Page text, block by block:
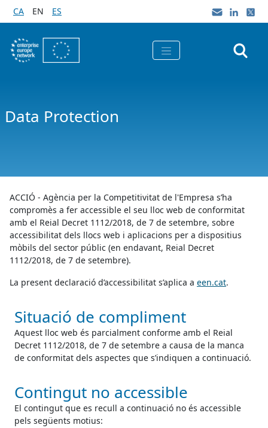
Skip to Main Content
CA EN ES
Data Protection
ACCIÓ - Agència per la Competitivitat de l'Empresa s’ha
compromès a fer accessible el seu lloc web de conformitat
amb el Reial Decret 1112/2018, de 7 de setembre, sobre
accessibilitat dels llocs web i aplicacions per a dispositius
mòbils del sector públic (en endavant, Reial Decret
1112/2018, de 7 de setembre).
La present declaració d’accessibilitat s’aplica a een.cat.
Situació de compliment
Aquest lloc web és parcialment conforme amb el Reial
Decret 1112/2018, de 7 de setembre a causa de la manca
de conformitat dels aspectes que s’indiquen a continuació.
Contingut no accessible
El contingut que es recull a continuació no és accessible
pels següents motius: